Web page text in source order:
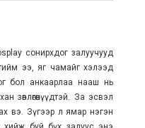
сонирхдог залуучууд
ээ, яг чамайг хэлээд
бол анкаарлаа нааш нь
зөвлөгөөнүүдтэй. За эсвэл
вэ. Зүгээр л ямар нэгэн